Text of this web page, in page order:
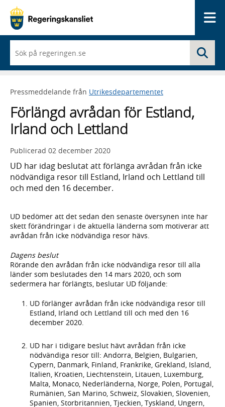
du
börjar
skriva
framträder
lista
med
sökförslag
Pressmeddelande från Utrikesdepartementet
Förlängd avrådan för Estland,
Irland och Lettland
Publicerad 02 december 2020
UD har idag beslutat att förlänga avrådan från icke
nödvändiga resor till Estland, Irland och Lettland till
och med den 16 december.
UD bedömer att det sedan den senaste översynen inte har
skett förändringar i de aktuella länderna som motiverar att
avrådan från icke nödvändiga resor hävs.
Dagens beslut
Rörande den avrådan från icke nödvändiga resor till alla
länder som beslutades den 14 mars 2020, och som
sedermera har förlängts, beslutar UD följande:
UD förlänger avrådan från icke nödvändiga resor till
Estland, Irland och Lettland till och med den 16
december 2020.
UD har i tidigare beslut hävt avrådan från icke
nödvändiga resor till: Andorra, Belgien, Bulgarien,
Cypern, Danmark, Finland, Frankrike, Grekland, Island,
Italien, Kroatien, Liechtenstein, Litauen, Luxemburg,
Malta, Monaco, Nederländerna, Norge, Polen, Portugal,
Rumänien, San Marino, Schweiz, Slovakien, Slovenien,
Spanien, Storbritannien, Tjeckien, Tyskland, Ungern,